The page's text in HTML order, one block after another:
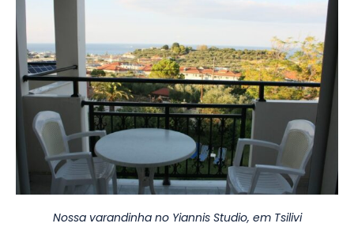
Nossa varandinha no Yiannis Studio, em Tsilivi